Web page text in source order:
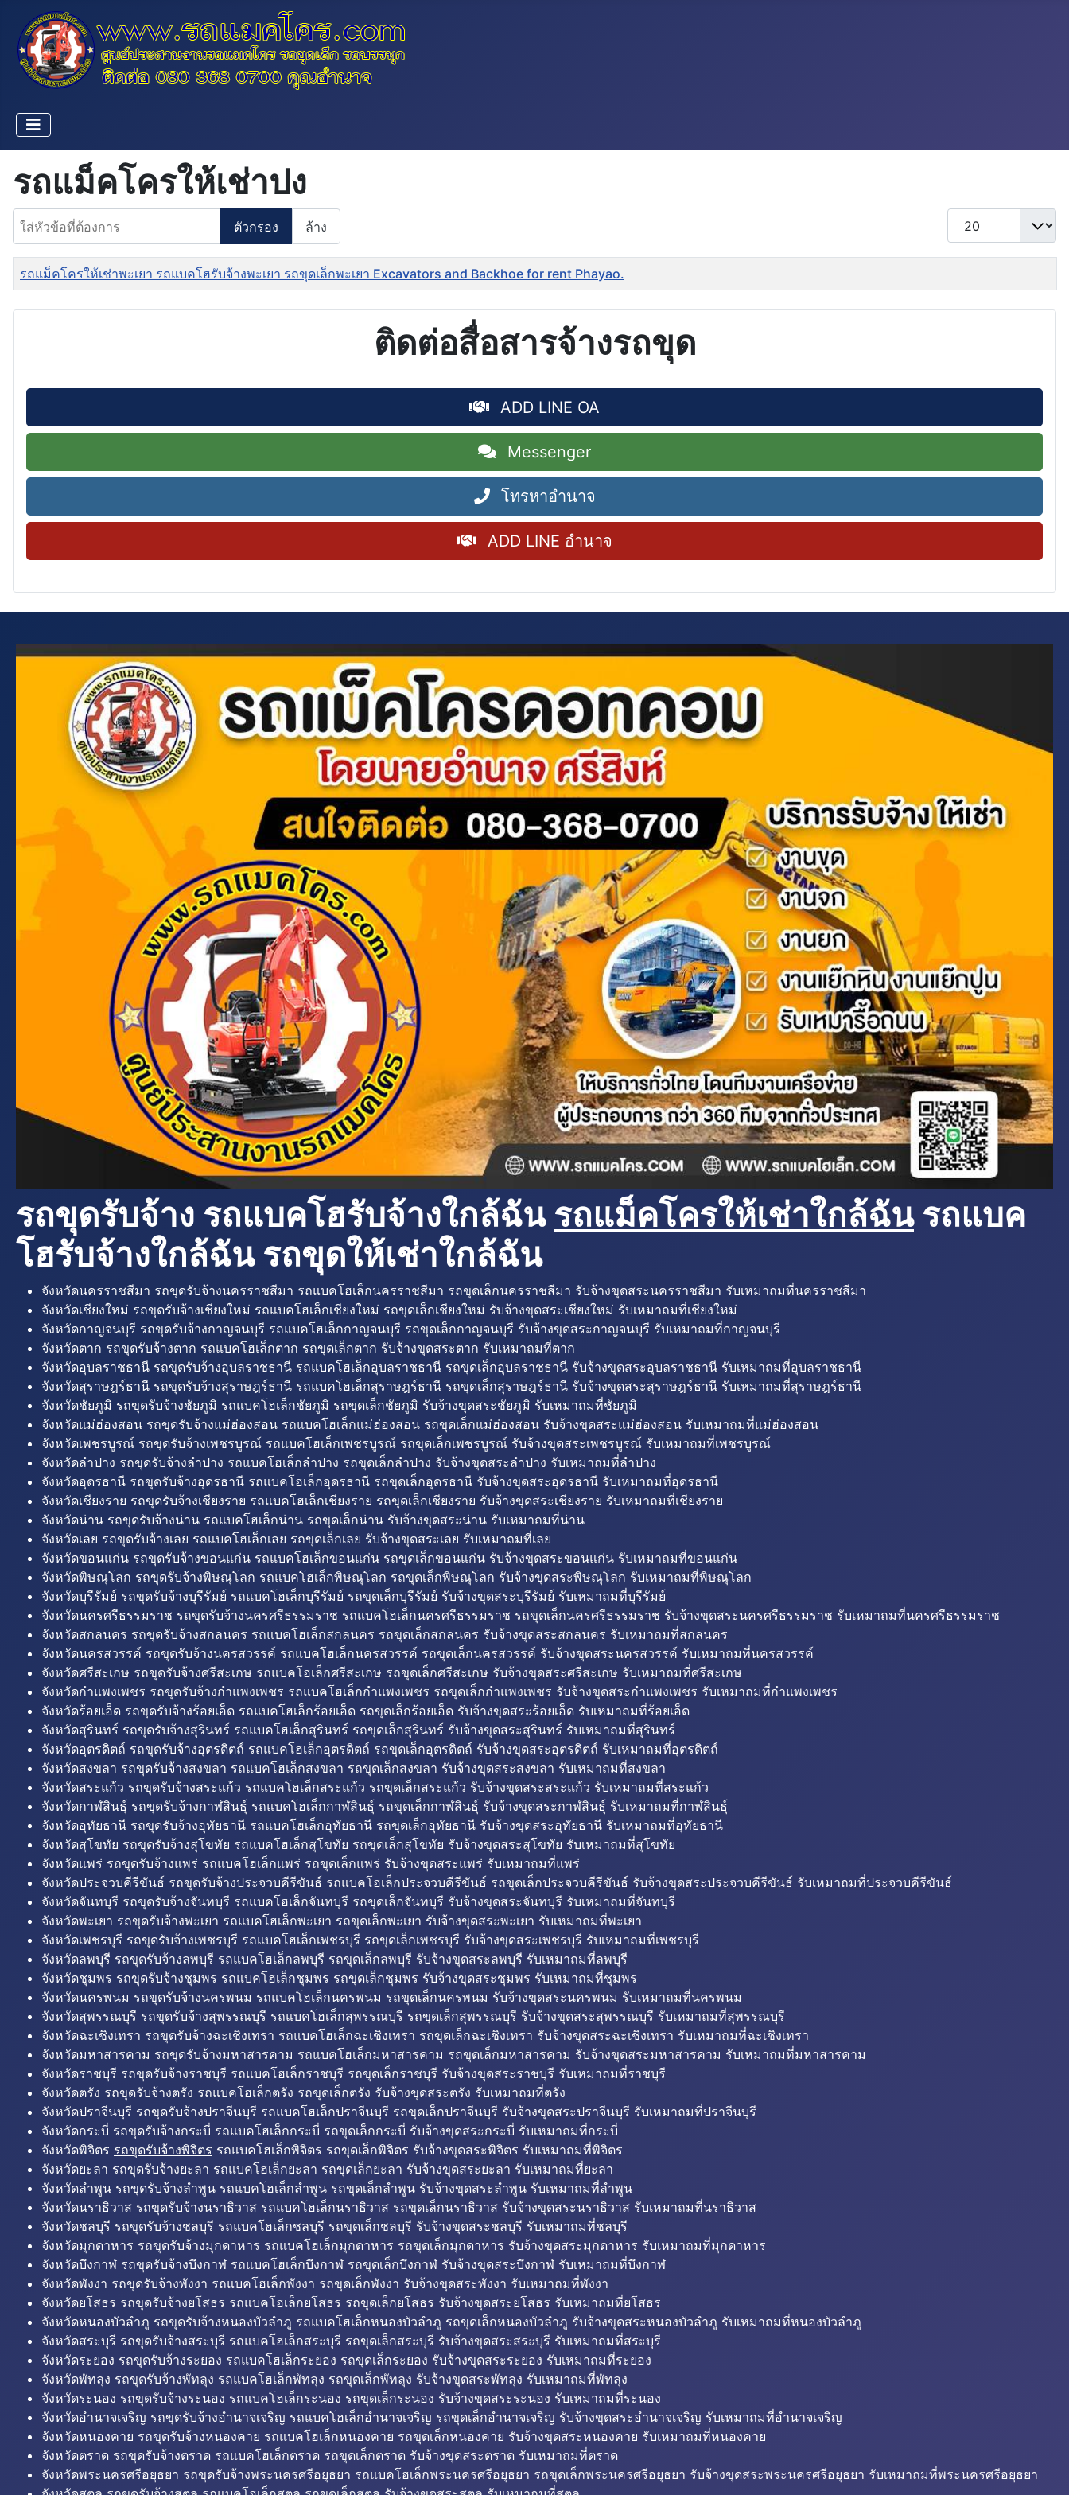
รถแม็คโครให้เช่าปง
ใส่หัวข้อที่ต้องการ
ตัวกรอง ล้าง
แสดง #
ชื่อ
รถแม็คโครให้เช่าพะเยา รถแบคโฮรับจ้างพะเยา รถขุดเล็กพะเยา Excavators and Backhoe for rent Phayao.
ติดต่อสื่อสารจ้างรถขุด
ADD LINE OA
Messenger
โทรหาอำนาจ
ADD LINE อำนาจ
รถขุดรับจ้าง รถแบคโฮรับจ้างใกล้ฉัน รถแม็คโครให้เช่าใกล้ฉันรถแบค
โฮรับจ้างใกล้ฉัน รถขุดให้เช่าใกล้ฉัน
จังหวัดนครราชสีมา รถขุดรับจ้างนครราชสีมา รถแบคโฮเล็กนครราชสีมา รถขุดเล็กนครราชสีมา รับจ้างขุดสระนครราชสีมา รับเหมาถมที่นครราชสีมา
จังหวัดเชียงใหม่ รถขุดรับจ้างเชียงใหม่ รถแบคโฮเล็กเชียงใหม่ รถขุดเล็กเชียงใหม่ รับจ้างขุดสระเชียงใหม่ รับเหมาถมที่เชียงใหม่
จังหวัดกาญจนบุรี รถขุดรับจ้างกาญจนบุรี รถแบคโฮเล็กกาญจนบุรี รถขุดเล็กกาญจนบุรี รับจ้างขุดสระกาญจนบุรี รับเหมาถมที่กาญจนบุรี
จังหวัดตาก รถขุดรับจ้างตาก รถแบคโฮเล็กตาก รถขุดเล็กตาก รับจ้างขุดสระตาก รับเหมาถมที่ตาก
จังหวัดอุบลราชธานี รถขุดรับจ้างอุบลราชธานี รถแบคโฮเล็กอุบลราชธานี รถขุดเล็กอุบลราชธานี รับจ้างขุดสระอุบลราชธานี รับเหมาถมที่อุบลราชธานี
จังหวัดสุราษฎร์ธานี รถขุดรับจ้างสุราษฎร์ธานี รถแบคโฮเล็กสุราษฎร์ธานี รถขุดเล็กสุราษฎร์ธานี รับจ้างขุดสระสุราษฎร์ธานี รับเหมาถมที่สุราษฎร์ธานี
จังหวัดชัยภูมิ รถขุดรับจ้างชัยภูมิ รถแบคโฮเล็กชัยภูมิ รถขุดเล็กชัยภูมิ รับจ้างขุดสระชัยภูมิ รับเหมาถมที่ชัยภูมิ
จังหวัดแม่ฮ่องสอน รถขุดรับจ้างแม่ฮ่องสอน รถแบคโฮเล็กแม่ฮ่องสอน รถขุดเล็กแม่ฮ่องสอน รับจ้างขุดสระแม่ฮ่องสอน รับเหมาถมที่แม่ฮ่องสอน
จังหวัดเพชรบูรณ์ รถขุดรับจ้างเพชรบูรณ์ รถแบคโฮเล็กเพชรบูรณ์ รถขุดเล็กเพชรบูรณ์ รับจ้างขุดสระเพชรบูรณ์ รับเหมาถมที่เพชรบูรณ์
จังหวัดลำปาง รถขุดรับจ้างลำปาง รถแบคโฮเล็กลำปาง รถขุดเล็กลำปาง รับจ้างขุดสระลำปาง รับเหมาถมที่ลำปาง
จังหวัดอุดรธานี รถขุดรับจ้างอุดรธานี รถแบคโฮเล็กอุดรธานี รถขุดเล็กอุดรธานี รับจ้างขุดสระอุดรธานี รับเหมาถมที่อุดรธานี
จังหวัดเชียงราย รถขุดรับจ้างเชียงราย รถแบคโฮเล็กเชียงราย รถขุดเล็กเชียงราย รับจ้างขุดสระเชียงราย รับเหมาถมที่เชียงราย
จังหวัดน่าน รถขุดรับจ้างน่าน รถแบคโฮเล็กน่าน รถขุดเล็กน่าน รับจ้างขุดสระน่าน รับเหมาถมที่น่าน
จังหวัดเลย รถขุดรับจ้างเลย รถแบคโฮเล็กเลย รถขุดเล็กเลย รับจ้างขุดสระเลย รับเหมาถมที่เลย
จังหวัดขอนแก่น รถขุดรับจ้างขอนแก่น รถแบคโฮเล็กขอนแก่น รถขุดเล็กขอนแก่น รับจ้างขุดสระขอนแก่น รับเหมาถมที่ขอนแก่น
จังหวัดพิษณุโลก รถขุดรับจ้างพิษณุโลก รถแบคโฮเล็กพิษณุโลก รถขุดเล็กพิษณุโลก รับจ้างขุดสระพิษณุโลก รับเหมาถมที่พิษณุโลก
จังหวัดบุรีรัมย์ รถขุดรับจ้างบุรีรัมย์ รถแบคโฮเล็กบุรีรัมย์ รถขุดเล็กบุรีรัมย์ รับจ้างขุดสระบุรีรัมย์ รับเหมาถมที่บุรีรัมย์
จังหวัดนครศรีธรรมราช รถขุดรับจ้างนครศรีธรรมราช รถแบคโฮเล็กนครศรีธรรมราช รถขุดเล็กนครศรีธรรมราช รับจ้างขุดสระนครศรีธรรมราช รับเหมาถมที่นครศรีธรรมราช
จังหวัดสกลนคร รถขุดรับจ้างสกลนคร รถแบคโฮเล็กสกลนคร รถขุดเล็กสกลนคร รับจ้างขุดสระสกลนคร รับเหมาถมที่สกลนคร
จังหวัดนครสวรรค์ รถขุดรับจ้างนครสวรรค์ รถแบคโฮเล็กนครสวรรค์ รถขุดเล็กนครสวรรค์ รับจ้างขุดสระนครสวรรค์ รับเหมาถมที่นครสวรรค์
จังหวัดศรีสะเกษ รถขุดรับจ้างศรีสะเกษ รถแบคโฮเล็กศรีสะเกษ รถขุดเล็กศรีสะเกษ รับจ้างขุดสระศรีสะเกษ รับเหมาถมที่ศรีสะเกษ
จังหวัดกำแพงเพชร รถขุดรับจ้างกำแพงเพชร รถแบคโฮเล็กกำแพงเพชร รถขุดเล็กกำแพงเพชร รับจ้างขุดสระกำแพงเพชร รับเหมาถมที่กำแพงเพชร
จังหวัดร้อยเอ็ด รถขุดรับจ้างร้อยเอ็ด รถแบคโฮเล็กร้อยเอ็ด รถขุดเล็กร้อยเอ็ด รับจ้างขุดสระร้อยเอ็ด รับเหมาถมที่ร้อยเอ็ด
จังหวัดสุรินทร์ รถขุดรับจ้างสุรินทร์ รถแบคโฮเล็กสุรินทร์ รถขุดเล็กสุรินทร์ รับจ้างขุดสระสุรินทร์ รับเหมาถมที่สุรินทร์
จังหวัดอุตรดิตถ์ รถขุดรับจ้างอุตรดิตถ์ รถแบคโฮเล็กอุตรดิตถ์ รถขุดเล็กอุตรดิตถ์ รับจ้างขุดสระอุตรดิตถ์ รับเหมาถมที่อุตรดิตถ์
จังหวัดสงขลา รถขุดรับจ้างสงขลา รถแบคโฮเล็กสงขลา รถขุดเล็กสงขลา รับจ้างขุดสระสงขลา รับเหมาถมที่สงขลา
จังหวัดสระแก้ว รถขุดรับจ้างสระแก้ว รถแบคโฮเล็กสระแก้ว รถขุดเล็กสระแก้ว รับจ้างขุดสระสระแก้ว รับเหมาถมที่สระแก้ว
จังหวัดกาฬสินธุ์ รถขุดรับจ้างกาฬสินธุ์ รถแบคโฮเล็กกาฬสินธุ์ รถขุดเล็กกาฬสินธุ์ รับจ้างขุดสระกาฬสินธุ์ รับเหมาถมที่กาฬสินธุ์
จังหวัดอุทัยธานี รถขุดรับจ้างอุทัยธานี รถแบคโฮเล็กอุทัยธานี รถขุดเล็กอุทัยธานี รับจ้างขุดสระอุทัยธานี รับเหมาถมที่อุทัยธานี
จังหวัดสุโขทัย รถขุดรับจ้างสุโขทัย รถแบคโฮเล็กสุโขทัย รถขุดเล็กสุโขทัย รับจ้างขุดสระสุโขทัย รับเหมาถมที่สุโขทัย
จังหวัดแพร่ รถขุดรับจ้างแพร่ รถแบคโฮเล็กแพร่ รถขุดเล็กแพร่ รับจ้างขุดสระแพร่ รับเหมาถมที่แพร่
จังหวัดประจวบคีรีขันธ์ รถขุดรับจ้างประจวบคีรีขันธ์ รถแบคโฮเล็กประจวบคีรีขันธ์ รถขุดเล็กประจวบคีรีขันธ์ รับจ้างขุดสระประจวบคีรีขันธ์ รับเหมาถมที่ประจวบคีรีขันธ์
จังหวัดจันทบุรี รถขุดรับจ้างจันทบุรี รถแบคโฮเล็กจันทบุรี รถขุดเล็กจันทบุรี รับจ้างขุดสระจันทบุรี รับเหมาถมที่จันทบุรี
จังหวัดพะเยา รถขุดรับจ้างพะเยา รถแบคโฮเล็กพะเยา รถขุดเล็กพะเยา รับจ้างขุดสระพะเยา รับเหมาถมที่พะเยา
จังหวัดเพชรบุรี รถขุดรับจ้างเพชรบุรี รถแบคโฮเล็กเพชรบุรี รถขุดเล็กเพชรบุรี รับจ้างขุดสระเพชรบุรี รับเหมาถมที่เพชรบุรี
จังหวัดลพบุรี รถขุดรับจ้างลพบุรี รถแบคโฮเล็กลพบุรี รถขุดเล็กลพบุรี รับจ้างขุดสระลพบุรี รับเหมาถมที่ลพบุรี
จังหวัดชุมพร รถขุดรับจ้างชุมพร รถแบคโฮเล็กชุมพร รถขุดเล็กชุมพร รับจ้างขุดสระชุมพร รับเหมาถมที่ชุมพร
จังหวัดนครพนม รถขุดรับจ้างนครพนม รถแบคโฮเล็กนครพนม รถขุดเล็กนครพนม รับจ้างขุดสระนครพนม รับเหมาถมที่นครพนม
จังหวัดสุพรรณบุรี รถขุดรับจ้างสุพรรณบุรี รถแบคโฮเล็กสุพรรณบุรี รถขุดเล็กสุพรรณบุรี รับจ้างขุดสระสุพรรณบุรี รับเหมาถมที่สุพรรณบุรี
จังหวัดฉะเชิงเทรา รถขุดรับจ้างฉะเชิงเทรา รถแบคโฮเล็กฉะเชิงเทรา รถขุดเล็กฉะเชิงเทรา รับจ้างขุดสระฉะเชิงเทรา รับเหมาถมที่ฉะเชิงเทรา
จังหวัดมหาสารคาม รถขุดรับจ้างมหาสารคาม รถแบคโฮเล็กมหาสารคาม รถขุดเล็กมหาสารคาม รับจ้างขุดสระมหาสารคาม รับเหมาถมที่มหาสารคาม
จังหวัดราชบุรี รถขุดรับจ้างราชบุรี รถแบคโฮเล็กราชบุรี รถขุดเล็กราชบุรี รับจ้างขุดสระราชบุรี รับเหมาถมที่ราชบุรี
จังหวัดตรัง รถขุดรับจ้างตรัง รถแบคโฮเล็กตรัง รถขุดเล็กตรัง รับจ้างขุดสระตรัง รับเหมาถมที่ตรัง
จังหวัดปราจีนบุรี รถขุดรับจ้างปราจีนบุรี รถแบคโฮเล็กปราจีนบุรี รถขุดเล็กปราจีนบุรี รับจ้างขุดสระปราจีนบุรี รับเหมาถมที่ปราจีนบุรี
จังหวัดกระบี่ รถขุดรับจ้างกระบี่ รถแบคโฮเล็กกระบี่ รถขุดเล็กกระบี่ รับจ้างขุดสระกระบี่ รับเหมาถมที่กระบี่
จังหวัดพิจิตร รถขุดรับจ้างพิจิตร รถแบคโฮเล็กพิจิตร รถขุดเล็กพิจิตร รับจ้างขุดสระพิจิตร รับเหมาถมที่พิจิตร
จังหวัดยะลา รถขุดรับจ้างยะลา รถแบคโฮเล็กยะลา รถขุดเล็กยะลา รับจ้างขุดสระยะลา รับเหมาถมที่ยะลา
จังหวัดลำพูน รถขุดรับจ้างลำพูน รถแบคโฮเล็กลำพูน รถขุดเล็กลำพูน รับจ้างขุดสระลำพูน รับเหมาถมที่ลำพูน
จังหวัดนราธิวาส รถขุดรับจ้างนราธิวาส รถแบคโฮเล็กนราธิวาส รถขุดเล็กนราธิวาส รับจ้างขุดสระนราธิวาส รับเหมาถมที่นราธิวาส
จังหวัดชลบุรี รถขุดรับจ้างชลบุรี รถแบคโฮเล็กชลบุรี รถขุดเล็กชลบุรี รับจ้างขุดสระชลบุรี รับเหมาถมที่ชลบุรี
จังหวัดมุกดาหาร รถขุดรับจ้างมุกดาหาร รถแบคโฮเล็กมุกดาหาร รถขุดเล็กมุกดาหาร รับจ้างขุดสระมุกดาหาร รับเหมาถมที่มุกดาหาร
จังหวัดบึงกาฬ รถขุดรับจ้างบึงกาฬ รถแบคโฮเล็กบึงกาฬ รถขุดเล็กบึงกาฬ รับจ้างขุดสระบึงกาฬ รับเหมาถมที่บึงกาฬ
จังหวัดพังงา รถขุดรับจ้างพังงา รถแบคโฮเล็กพังงา รถขุดเล็กพังงา รับจ้างขุดสระพังงา รับเหมาถมที่พังงา
จังหวัดยโสธร รถขุดรับจ้างยโสธร รถแบคโฮเล็กยโสธร รถขุดเล็กยโสธร รับจ้างขุดสระยโสธร รับเหมาถมที่ยโสธร
จังหวัดหนองบัวลำภู รถขุดรับจ้างหนองบัวลำภู รถแบคโฮเล็กหนองบัวลำภู รถขุดเล็กหนองบัวลำภู รับจ้างขุดสระหนองบัวลำภู รับเหมาถมที่หนองบัวลำภู
จังหวัดสระบุรี รถขุดรับจ้างสระบุรี รถแบคโฮเล็กสระบุรี รถขุดเล็กสระบุรี รับจ้างขุดสระสระบุรี รับเหมาถมที่สระบุรี
จังหวัดระยอง รถขุดรับจ้างระยอง รถแบคโฮเล็กระยอง รถขุดเล็กระยอง รับจ้างขุดสระระยอง รับเหมาถมที่ระยอง
จังหวัดพัทลุง รถขุดรับจ้างพัทลุง รถแบคโฮเล็กพัทลุง รถขุดเล็กพัทลุง รับจ้างขุดสระพัทลุง รับเหมาถมที่พัทลุง
จังหวัดระนอง รถขุดรับจ้างระนอง รถแบคโฮเล็กระนอง รถขุดเล็กระนอง รับจ้างขุดสระระนอง รับเหมาถมที่ระนอง
จังหวัดอำนาจเจริญ รถขุดรับจ้างอำนาจเจริญ รถแบคโฮเล็กอำนาจเจริญ รถขุดเล็กอำนาจเจริญ รับจ้างขุดสระอำนาจเจริญ รับเหมาถมที่อำนาจเจริญ
จังหวัดหนองคาย รถขุดรับจ้างหนองคาย รถแบคโฮเล็กหนองคาย รถขุดเล็กหนองคาย รับจ้างขุดสระหนองคาย รับเหมาถมที่หนองคาย
จังหวัดตราด รถขุดรับจ้างตราด รถแบคโฮเล็กตราด รถขุดเล็กตราด รับจ้างขุดสระตราด รับเหมาถมที่ตราด
จังหวัดพระนครศรีอยุธยา รถขุดรับจ้างพระนครศรีอยุธยา รถแบคโฮเล็กพระนครศรีอยุธยา รถขุดเล็กพระนครศรีอยุธยา รับจ้างขุดสระพระนครศรีอยุธยา รับเหมาถมที่พระนครศรีอยุธยา